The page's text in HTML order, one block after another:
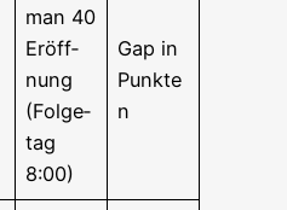
man 40
Eröff­
nung
(Fol­ge­
tag
8:00)
Gap in
Punkte
n